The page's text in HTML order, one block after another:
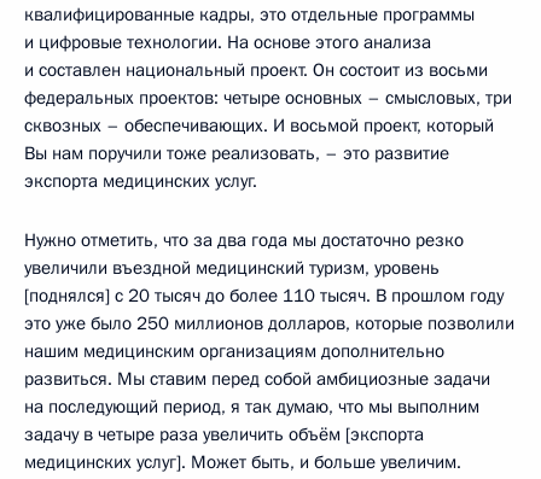
квалифицированные кадры, это отдельные программы
и цифровые технологии. На основе этого анализа
и составлен национальный проект. Он состоит из восьми
федеральных проектов: четыре основных – смысловых, три
сквозных – обеспечивающих. И восьмой проект, который
Вы нам поручили тоже реализовать, – это развитие
экспорта медицинских услуг.
Нужно отметить, что за два года мы достаточно резко
увеличили въездной медицинский туризм, уровень
[поднялся] с 20 тысяч до более 110 тысяч. В прошлом году
это уже было 250 миллионов долларов, которые позволили
нашим медицинским организациям дополнительно
развиться. Мы ставим перед собой амбициозные задачи
на последующий период, я так думаю, что мы выполним
задачу в четыре раза увеличить объём [экспорта
медицинских услуг]. Может быть, и больше увеличим.